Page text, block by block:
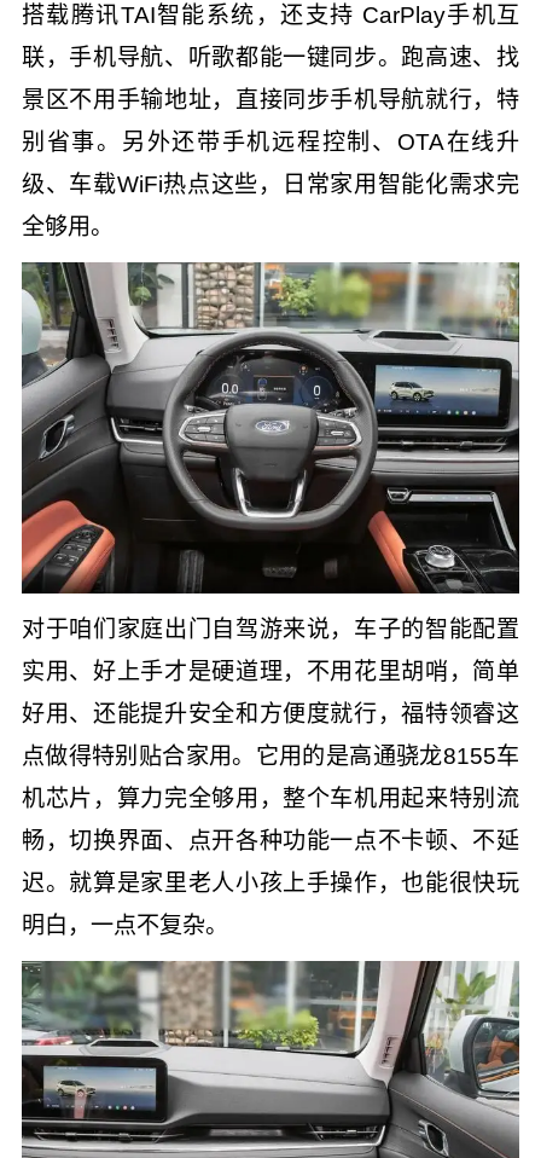
搭载腾讯TAI智能系统，还支持 CarPlay手机互
联，手机导航、听歌都能一键同步。跑高速、找
景区不用手输地址，直接同步手机导航就行，特
别省事。另外还带手机远程控制、OTA在线升
级、车载WiFi热点这些，日常家用智能化需求完
全够用。
对于咱们家庭出门自驾游来说，车子的智能配置
实用、好上手才是硬道理，不用花里胡哨，简单
好用、还能提升安全和方便度就行，福特领睿这
点做得特别贴合家用。它用的是高通骁龙8155车
机芯片，算力完全够用，整个车机用起来特别流
畅，切换界面、点开各种功能一点不卡顿、不延
迟。就算是家里老人小孩上手操作，也能很快玩
明白，一点不复杂。